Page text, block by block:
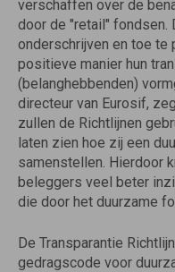
verschaffen over de
door de "retail" fondsen.
onderschrijven en toe te
positieve manier hun
(belanghebbenden)
directeur van Eurosif,
zullen de Richtlijnen
laten zien hoe zij een
samenstellen. Hierdoor
beleggers veel beter
die door het duurzame
De Transparantie
gedragscode voor